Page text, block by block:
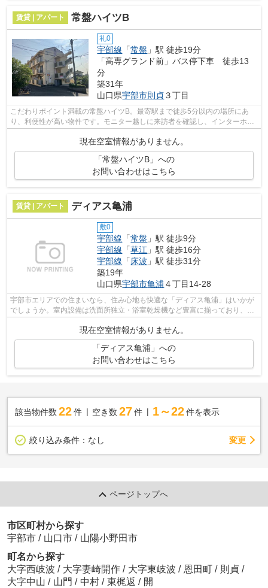
賃貸 | アパート 常盤ハイツB
礼0
宇部線 「常盤 」駅 徒歩19分
「高専グランド前」バス停下車 徒歩13
分
築31年
山口県宇部市則貞３丁目
こだわりポイント満載の常盤ハイツB。最寄駅まで徒歩5分以内の場所にあ
り、利便性が高い物件です。モニター越しに来訪者を確認し、インターホン
現在空室情報がありません。
「常盤ハイツB」への
お問い合わせはこちら
賃貸 | アパート ディアス亀浦
敷0
宇部線 「常盤 」駅 徒歩9分
宇部線 「草江 」駅 徒歩16分
宇部線 「 床波 」駅 徒歩31分
築19年
山口県宇部市亀浦 ４丁目14-28
宇部市エリアでの住まいなら、住み心地も快適な「ディアス亀浦」はいかが
でしょうか。室内設備は洗面所独立・浴室乾燥機など豊富に揃っており、過
現在空室情報がありません。
「ディアス亀浦」への
お問い合わせはこちら
該当物件数 22件 空き数 27 件 1～22 件を表示
絞り込み条件： なし 変更
ページトップへ
市区町村から探す
宇部市 / 山口市 / 山陽小野田市
町名から探す
大字西岐波 / 大字妻崎開作 / 大字東岐波 / 恩田町 / 則貞 /
大字中山 / 山門 / 中村 / 東梶返 / 開